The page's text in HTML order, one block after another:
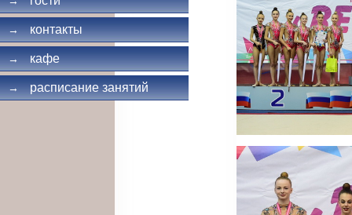
→ контакты
→ кафе
→ расписание занятий